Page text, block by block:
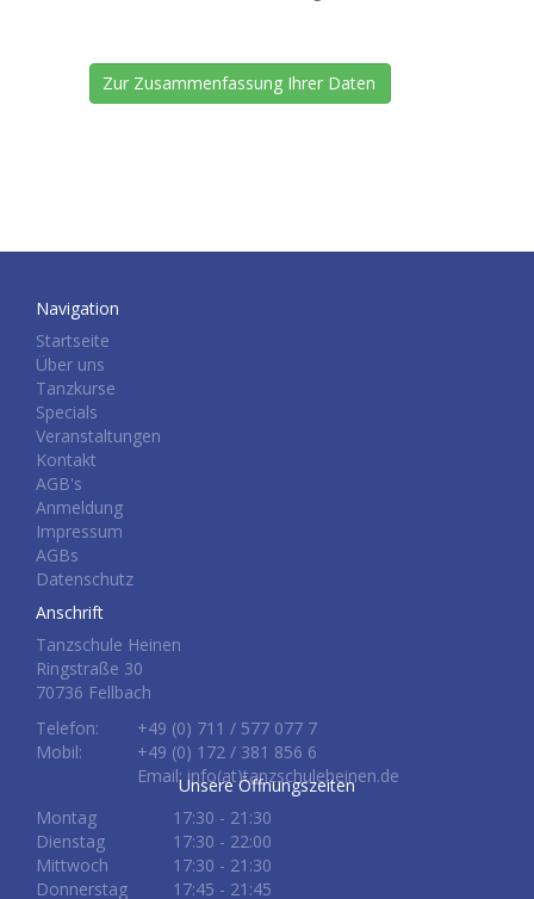
Navigation
Startseite
Über uns
Tanzkurse
Specials
Veranstaltungen
Kontakt
AGB's
Anmeldung
Impressum
AGBs
Datenschutz
Anschrift
Tanzschule Heinen
Ringstraße 30
70736 Fellbach
Telefon:
+49 (0) 711 / 577 077 7
Mobil:
+49 (0) 172 / 381 856 6
Email: info(at)tanzschuleheinen.de
Unsere Öffnungszeiten
Montag
17:30 - 21:30
Dienstag
17:30 - 22:00
Mittwoch
17:30 - 21:30
Donnerstag
17:45 - 21:45